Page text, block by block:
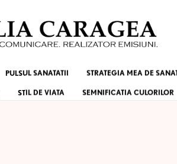
PULSUL SANATATII STRATEGIA MEA DE
STIL DE VIATA SEMNIFICATIA CULORILOR